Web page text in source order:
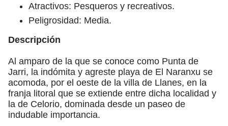
Atractivos: Pesqueros y recreativos.
Peligrosidad: Media.
Descripción
Al amparo de la que se conoce como Punta de
Jarri, la indómita y agreste playa de El Naranxu se
acomoda, por el oeste de la villa de Llanes, en la
franja litoral que se extiende entre dicha localidad y
la de Celorio, dominada desde un paseo de
indudable importancia.